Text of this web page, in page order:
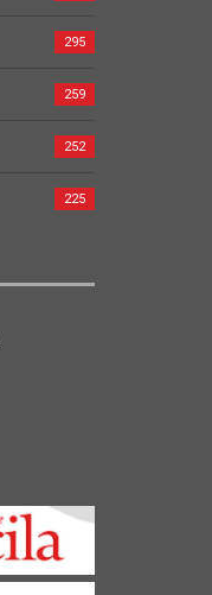
295
259
252
225